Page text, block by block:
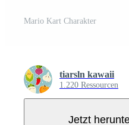
Mario Kart Charakter
tiarsln kawaii
1.220 Ressourcen
Jetzt